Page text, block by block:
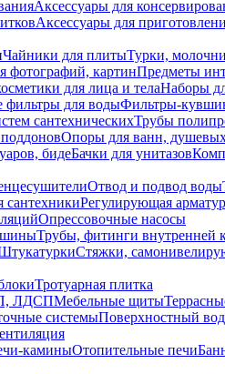
Аксессуары для
Аксессуары для
Чайники для плитыТурки,
фотографий, картинПредметы
для лица и телаНаборы
фильтры для водыФильтры-
сантехническихТрубы
Опоры для ванн,
бидеБачки для унитазов
Отвод и подвод воды
Регулирующая
Опрессовочные насосы
Трубы, фитинги внутренней
Стяжки,
Тротуарная плитка
ЛДСПМебельные щиты
системыПоверхностный
каминыОтопительные печи